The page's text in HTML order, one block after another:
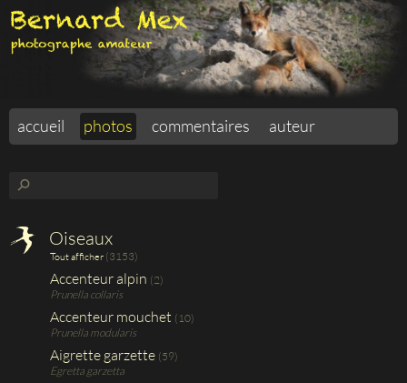
accueil photos commentaires auteur
⚲
Oiseaux
Tout afficher (3153)
Accenteur alpin (2)
Prunella collaris
Accenteur mouchet (10)
Prunella modularis
Aigrette garzette (59)
Egretta garzetta